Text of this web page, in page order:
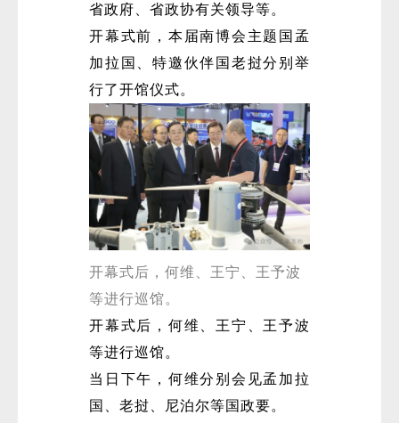
省政府、省政协有关领导等。
开幕式前，本届南博会主题国孟
加拉国、特邀伙伴国老挝分别举
行了开馆仪式。
开幕式后，何维、王宁、王予波
等进行巡馆。
开幕式后，何维、王宁、王予波
等进行巡馆。
当日下午，何维分别会见孟加拉
国、老挝、尼泊尔等国政要。